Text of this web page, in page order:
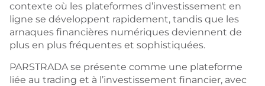
contexte où les plateformes d’investissement en
ligne se développent rapidement, tandis que les
arnaques financières numériques deviennent de
plus en plus fréquentes et sophistiquées.
PARSTRADA se présente comme une plateforme
liée au trading et à l’investissement financier, avec